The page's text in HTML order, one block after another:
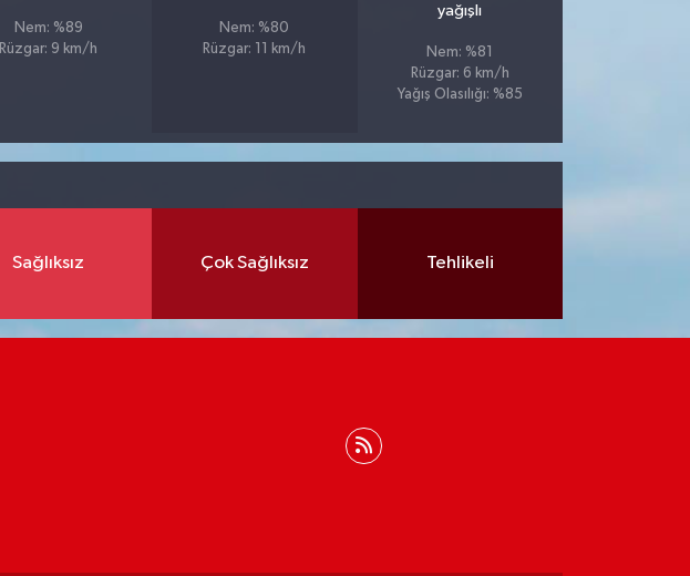
Nem: %89
Rüzgar: 9 km/h
Nem: %80
Rüzgar: 11 km/h
yağışlı
Nem: %81
Rüzgar: 6 km/h
Yağış Olasılığı: %85
Sağlıksız Çok Sağlıksız Tehlikeli